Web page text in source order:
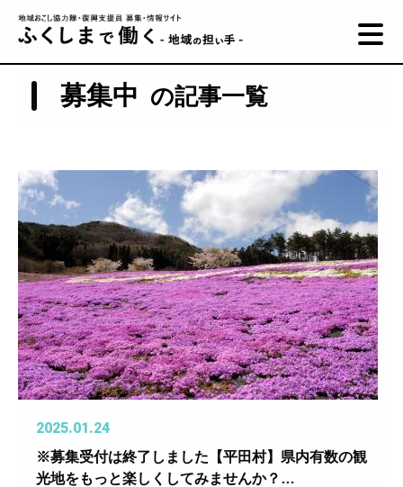
募集中 の記事一覧
2025.01.24
※募集受付は終了しました【平田村】県内有数の観
光地をもっと楽しくしてみませんか？…